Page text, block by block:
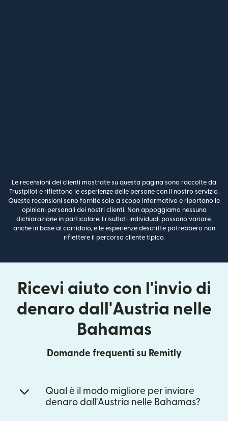
Le recensioni dei clienti mostrate su questa pagina sono raccolte da
Trustpilot e riflettono le esperienze delle persone con il nostro servizio.
Queste recensioni sono fornite solo a scopo informativo e riportano le
opinioni personali dei nostri clienti. Non appoggiamo nessuna
dichiarazione in particolare. I risultati individuali possono variare,
anche in base al corridoio, e le esperienze descritte potrebbero non
riflettere il percorso cliente tipico.
Ricevi aiuto con l'invio di
denaro dall'Austria nelle
Bahamas
Domande frequenti su Remitly
Qual è il modo migliore per inviare
denaro dall'Austria nelle Bahamas?